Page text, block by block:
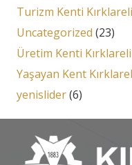
Turizm Kenti Kırklareli
Uncategorized (23)
Üretim Kenti Kırklareli
Yaşayan Kent
yenislider(6)